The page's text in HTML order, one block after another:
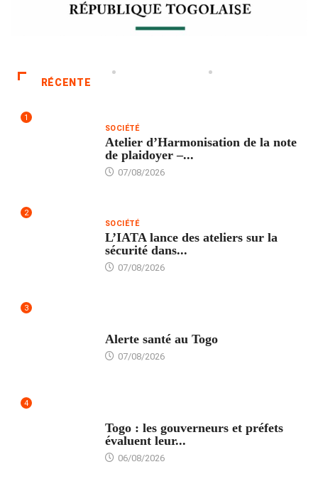
RÉCENTE
1
SOCIÉTÉ
Atelier d’Harmonisation de la note
de plaidoyer –...
07/08/2026
2
SOCIÉTÉ
L’IATA lance des ateliers sur la
sécurité dans...
07/08/2026
3
Alerte santé au Togo
07/08/2026
4
Togo : les gouverneurs et préfets
évaluent leur...
06/08/2026